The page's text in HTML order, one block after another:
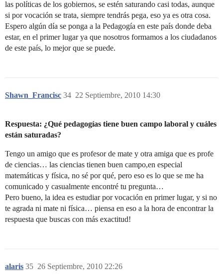
las políticas de los gobiernos, se estén saturando casi todas, aunque
si por vocación se trata, siempre tendrás pega, eso ya es otra cosa.
Espero algún día se ponga a la Pedagogía en este país donde deba
estar, en el primer lugar ya que nosotros formamos a los ciudadanos
de este país, lo mejor que se puede.
Shawn_Francisc 22 Septiembre, 2010 14:30
34
Respuesta: ¿Qué pedagogías tiene buen campo laboral y cuáles
están saturadas?
Tengo un amigo que es profesor de mate y otra amiga que es profe
de ciencias… las ciencias tienen buen campo,en especial
matemáticas y física, no sé por qué, pero eso es lo que se me ha
comunicado y casualmente encontré tu pregunta…
Pero bueno, la idea es estudiar por vocación en primer lugar, y si no
te agrada ni mate ni física… piensa en eso a la hora de encontrar la
respuesta que buscas con más exactitud!
alaris 26 Septiembre, 2010 22:26
35